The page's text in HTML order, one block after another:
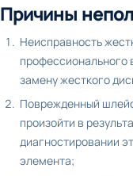
Причины
Неисправность
замену жесткого
Поврежденный
произойти в
диагностировании
элемента;